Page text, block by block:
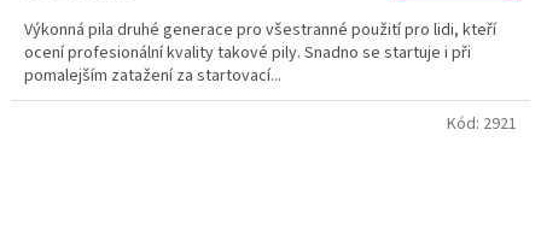
Výkonná pila druhé generace pro všestranné použití pro lidi, kteří
ocení profesionální kvality takové pily. Snadno se startuje i při
pomalejším zatažení za startovací...
Kód: 2921